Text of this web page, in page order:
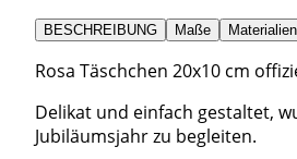
BESCHREIBUNG Maße Materialien
Rosa Täschchen 20x10 cm
Delikat und einfach gestaltet,
Jubiläumsjahr zu begleiten.